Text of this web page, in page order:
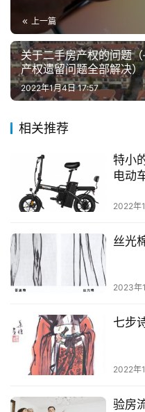
上一篇
关于二手房产权的问题
产权遗留问题全部解决）
2022年1月4日 17:57
相关推荐
特小
电动
2022年
丝光
2023年
七步
2022年
验房